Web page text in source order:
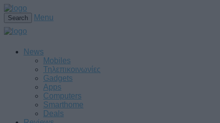
Search Menu
News
Mobiles
Τηλεπικοινωνίες
Gadgets
Apps
Computers
Smarthome
Deals